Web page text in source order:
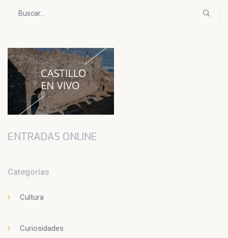
ENTRADAS ONLINE
Categorías
Cultura
Curiosidades